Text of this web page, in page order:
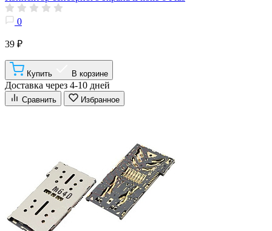
0
39 ₽
Купить В корзине
Доставка через 4-10 дней
Сравнить Избранное